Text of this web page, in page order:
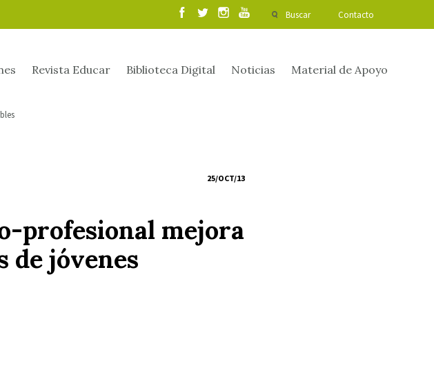
Buscar Contacto
Revista Educar Biblioteca Digital Noticias Material de Apoyo
25/OCT/13
profesional mejora
de jóvenes